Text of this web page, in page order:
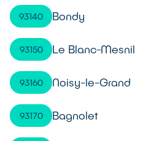
93140 Bondy
93150 Le Blanc-Mesnil
93160 Noisy-le-Grand
93170 Bagnolet